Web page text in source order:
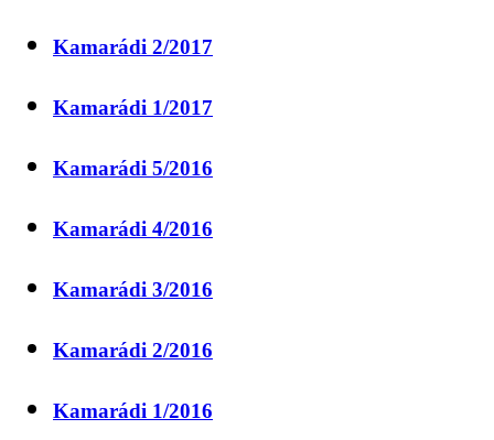
Kamarádi 2/2017
Kamarádi 1/2017
Kamarádi 5/2016
Kamarádi 4/2016
Kamarádi 3/2016
Kamarádi 2/2016
Kamarádi 1/2016